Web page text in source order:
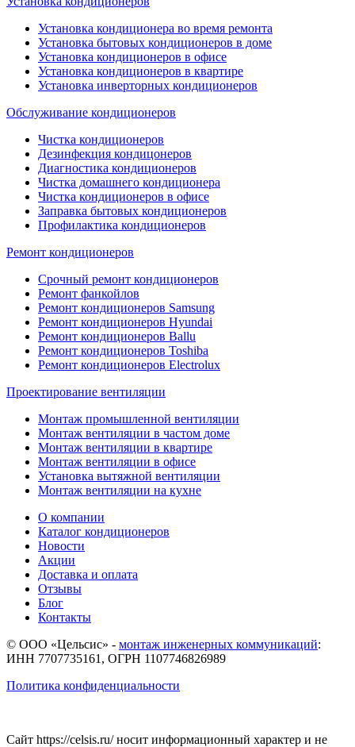
Установка кондиционера во время ремонта
Установка бытовых кондиционеров в доме
Установка кондиционеров в офисе
Установка кондиционеров в квартире
Установка инверторных кондиционеров
Обслуживание кондиционеров
Чистка кондиционеров
Дезинфекция кондицонеров
Диагностика кондиционеров
Чистка домашнего кондиционера
Чистка кондиционеров в офисе
Заправка бытовых кондиционеров
Профилактика кондиционеров
Ремонт кондиционеров
Срочный ремонт кондиционеров
Ремонт фанкойлов
Ремонт кондиционеров Samsung
Ремонт кондиционеров Hyundai
Ремонт кондиционеров Ballu
Ремонт кондиционеров Toshibа
Ремонт кондиционеров Electrolux
Проектирование вентиляции
Монтаж промышленной вентиляции
Монтаж вентиляции в частом доме
Монтаж вентиляции в квартире
Монтаж вентиляции в офисе
Установка вытяжной вентиляции
Монтаж вентиляции на кухне
О компании
Каталог кондиционеров
Новости
Акции
Доставка и оплата
Отзывы
Блог
Контакты
© ООО «Цельсис» - монтаж инженерных коммуникаций:
ИНН 7707735161, ОГРН 1107746826989
Политика конфиденциальности
Сайт https://celsis.ru/ носит информационный характер и не